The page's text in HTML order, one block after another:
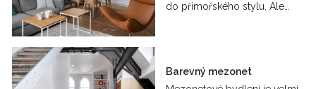
do přímořského stylu. Ale…
Barevný mezonet